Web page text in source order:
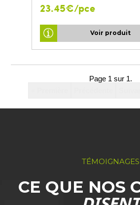
23.45€/pce
Voir produit
Page 1 sur 1.
TÉMOIGNAGES
CE QUE NOS